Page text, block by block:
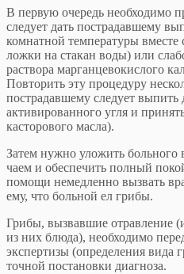
В первую очередь необходимо
следует дать пострадавшему
комнатной температуры вместе
ложки на стакан воды) или
раствора марганцевокислого
Повторить эту процедуру
пострадавшему следует выпить
активированного угля и
касторового масла).
Затем нужно уложить больного
чаем и обеспечить полный
помощи немедленно вызвать
ему, что больной ел грибы.
Грибы, вызвавшие отравление
из них блюда), необходимо
экспертизы (определения вида
точной постановки диагноза.